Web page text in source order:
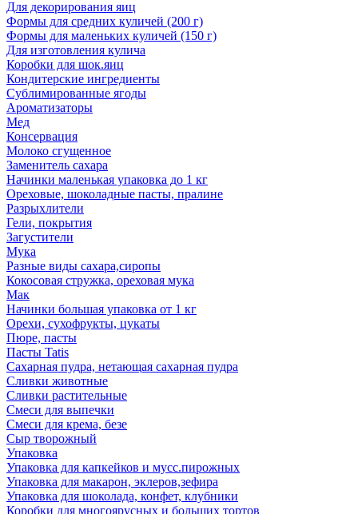
Для декорирования яиц
Формы для средних куличей (200 г)
Формы для маленьких куличей (150 г)
Для изготовления кулича
Коробки для шок.яиц
Кондитерские ингредиенты
Сублимированные ягоды
Ароматизаторы
Мед
Консервация
Молоко сгущенное
Заменитель сахара
Начинки маленькая упаковка до 1 кг
Ореховые, шоколадные пасты, пралине
Разрыхлители
Гели, покрытия
Загустители
Мука
Разные виды сахара,сиропы
Кокосовая стружка, ореховая мука
Мак
Начинки большая упаковка от 1 кг
Орехи, сухофрукты, цукаты
Пюре, пасты
Пасты Tatis
Сахарная пудра, нетающая сахарная пудра
Сливки животные
Сливки растительные
Смеси для выпечки
Смеси для крема, безе
Сыр творожный
Упаковка
Упаковка для капкейков и мусс.пирожных
Упаковка для макарон, эклеров,зефира
Упаковка для шоколада, конфет, клубники
Коробки для многоярусных и больших тортов